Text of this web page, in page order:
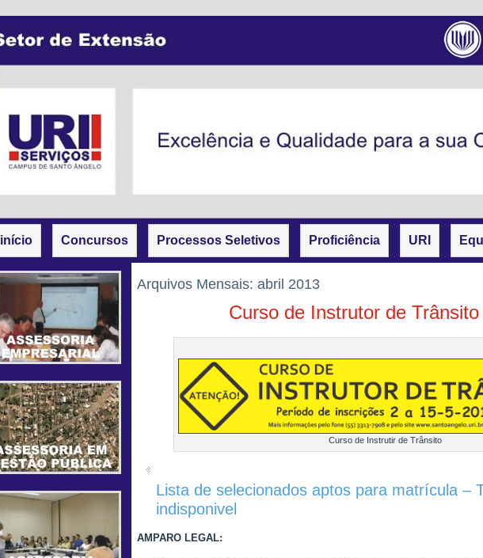
início Concursos Processos Seletivos Proficiência URI
Arquivos Mensais: abril 2013
Curso de Instrutor de
Curso de Instrutir de Trânsito
Lista de selecionados aptos para matrícula –
indisponivel
AMPARO LEGAL: